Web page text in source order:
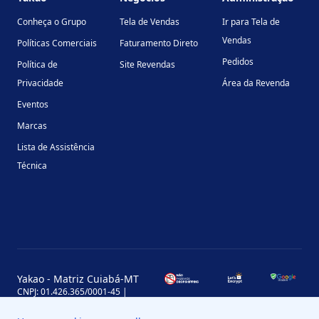
Conheça o Grupo
Políticas Comerciais
Política de
Privacidade
Eventos
Marcas
Lista de Assistência
Técnica
Tela de Vendas
Faturamento Direto
Site Revendas
Ir para Tela de
Vendas
Pedidos
Área da Revenda
Yakao - Matriz Cuiabá-MT
CNPJ: 01.426.365/0001-45 |